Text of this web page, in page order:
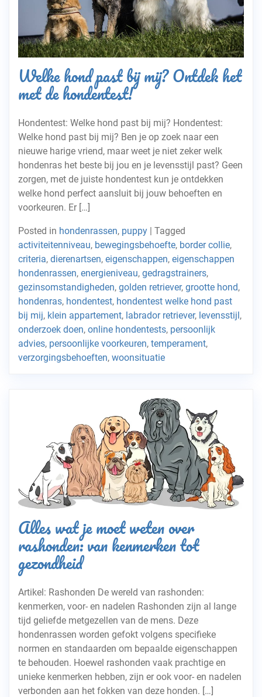
Welke hond past bij mij? Ontdek het
met de hondentest!
Hondentest: Welke hond past bij mij? Hondentest:
Welke hond past bij mij? Ben je op zoek naar een
nieuwe harige vriend, maar weet je niet zeker welk
hondenras het beste bij jou en je levensstijl past? Geen
zorgen, met de juiste hondentest kun je ontdekken
welke hond perfect aansluit bij jouw behoeften en
voorkeuren. Er […]
Posted in hondenrassen, puppy
Tagged
activiteitenniveau, bewegingsbehoefte, border collie,
criteria, dierenartsen, eigenschappen, eigenschappen
hondenrassen, energieniveau, gedragstrainers,
gezinsomstandigheden, golden retriever, grootte hond,
hondenras, hondentest, hondentest welke hond past
bij mij, klein appartement, labrador retriever, levensstijl ,
onderzoek doen, online hondentests, persoonlijk
advies, persoonlijke voorkeuren, temperament,
verzorgingsbehoeften, woonsituatie
Alles wat je moet weten over
rashonden: van kenmerken tot
gezondheid
Artikel: Rashonden De wereld van rashonden:
kenmerken, voor- en nadelen Rashonden zijn al lange
tijd geliefde metgezellen van de mens. Deze
hondenrassen worden gefokt volgens specifieke
normen en standaarden om bepaalde eigenschappen
te behouden. Hoewel rashonden vaak prachtige en
unieke kenmerken hebben, zijn er ook voor- en nadelen
verbonden aan het fokken van deze honden. […]